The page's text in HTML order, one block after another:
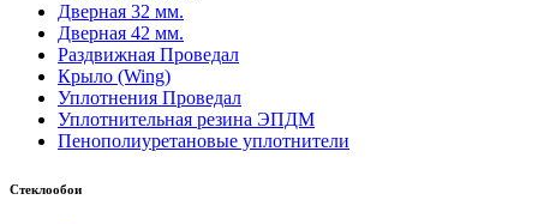
Дверная 32 мм.
Дверная 42 мм.
Раздвижная Проведал
Крыло (Wing)
Уплотнения Проведал
Уплотнительная резина ЭПДМ
Пенополиуретановые уплотнители
Стеклообои